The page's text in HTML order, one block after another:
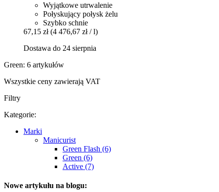
Wyjątkowe utrwalenie
Połyskujący połysk żelu
Szybko schnie
67,15 zł (4 476,67 zł / l)
Dostawa do 24 sierpnia
Green: 6 artykułów
Wszystkie ceny zawierają VAT
Filtry
Kategorie:
Marki
Manicurist
Green Flash (6)
Green (6)
Active (7)
Nowe artykułu na blogu: